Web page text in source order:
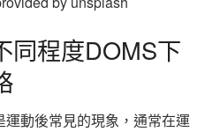
同程度DOMS下
動後常見的現象，通常在運